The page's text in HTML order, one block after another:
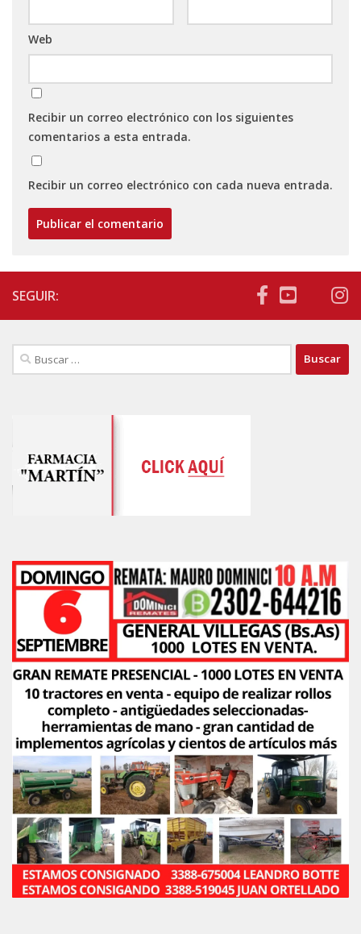
Web
Recibir un correo electrónico con los siguientes
comentarios a esta entrada.
Recibir un correo electrónico con cada nueva entrada.
SEGUIR:
Buscar: